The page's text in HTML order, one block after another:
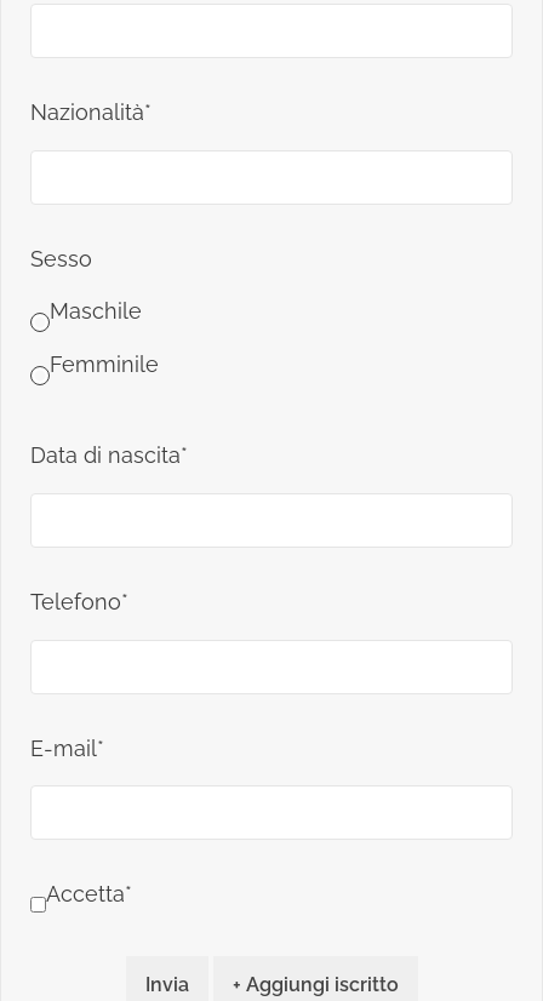
Nazionalità*
Sesso
Maschile
Femminile
Data di nascita*
Telefono*
E-mail*
Accetta*
Invia + Aggiungi iscritto